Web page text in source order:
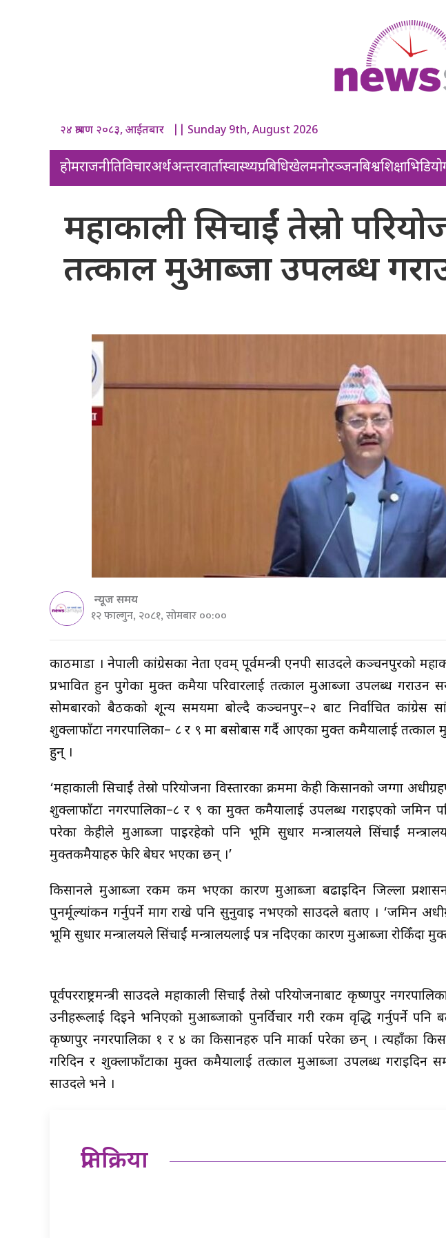
२४ श्रावण २०८३, आईतबार || Sunday 9th, August 2026
होमराजनीतिविचारअर्थअन्तरवार्तास्वास्थ्यप्रबिधिखेलमनोरञ्जनबिश्वशिक्षाभिडियो
महाकाली सिचाईं तेस्रो
तत्काल मुआब्जा उपलब्ध
न्यूज समय
१२ फाल्गुन, २०८१, सोमबार ००:००
काठमाडौँ । नेपाली कांग्रेसका नेता एवम् पूर्वमन्त्री एनपी साउदले कञ्चनपुरको
प्रभावित हुन पुगेका मुक्त कमैया परिवारलाई तत्काल मुआब्जा उपलब्ध गराउन
सोमबारको बैठकको शून्य समयमा बोल्दै कञ्चनपुर–२ बाट निर्वाचित कांग्रेस
शुक्लाफाँटा नगरपालिका– ८ र ९ मा बसोबास गर्दै आएका मुक्त कमैयालाई
हुन् ।
‘महाकाली सिचाईं तेस्रो परियोजना विस्तारका क्रममा केही किसानको जग्गा
शुक्लाफाँटा नगरपालिका–८ र ९ का मुक्त कमैयालाई उपलब्ध गराइएको जमिन
परेका केहीले मुआब्जा पाइरहेको पनि भूमि सुधार मन्त्रालयले सिंचाईं
मुक्तकमैयाहरु फेरि बेघर भएका छन् ।’
किसानले मुआब्जा रकम कम भएका कारण मुआब्जा बढाइदिन जिल्ला प्रशासन
पुनर्मूल्यांकन गर्नुपर्ने माग राखे पनि सुनुवाइ नभएको साउदले बताए । ‘जमिन
भूमि सुधार मन्त्रालयले सिंचाईं मन्त्रालयलाई पत्र नदिएका कारण मुआब्जा
पूर्वपरराष्ट्रमन्त्री साउदले महाकाली सिचाईं तेस्रो परियोजनाबाट कृष्णपुर
उनीहरूलाई दिइने भनिएको मुआब्जाको पुनर्विचार गरी रकम वृद्धि गर्नुपर्ने पनि
कृष्णपुर नगरपालिका १ र ४ का किसानहरु पनि मार्का परेका छन् । त्यहाँका
गरिदिन र शुक्लाफाँटाका मुक्त कमैयालाई तत्काल मुआब्जा उपलब्ध गराइदिन
साउदले भने ।
प्रतिक्रिया